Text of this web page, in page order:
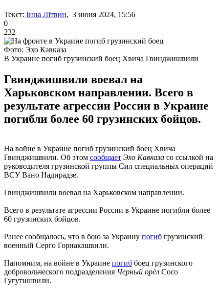
Текст: Інна Літвин, 3 июня 2024, 15:56
0
232
Фото: Эхо Кавказа
В Украине погиб грузинский боец Хвича Гвинджишвили
Гвинджишвили воевал на
Харьковском направлении. Всего в
результате агрессии России в Украине
погибли более 60 грузинских бойцов.
На войне в Украине погиб грузинский боец ​​Хвича
Гвинджишвили. Об этом сообщает Эхо Кавказа со ссылкой на
руководителя грузинской группы Сил специальных операций
ВСУ Вано Надирадзе.
Гвинджишвили воевал на Харьковском направлении.
Всего в результате агрессии России в Украине погибли более
60 грузинских бойцов.
Ранее сообщалось, что в бою за Украину погиб грузинский
военный Серго Горнакашвили.
Напомним, на войне в Украине погиб боец ​​грузинского
добровольческого подразделения Черный орёл Сосо
Гугутишвили.